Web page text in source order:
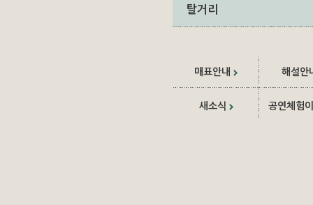
탈거리
매표안내 해설안
새소식 공연체험